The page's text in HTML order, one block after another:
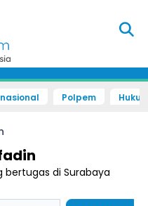
Polpem
bertugas di Surabaya